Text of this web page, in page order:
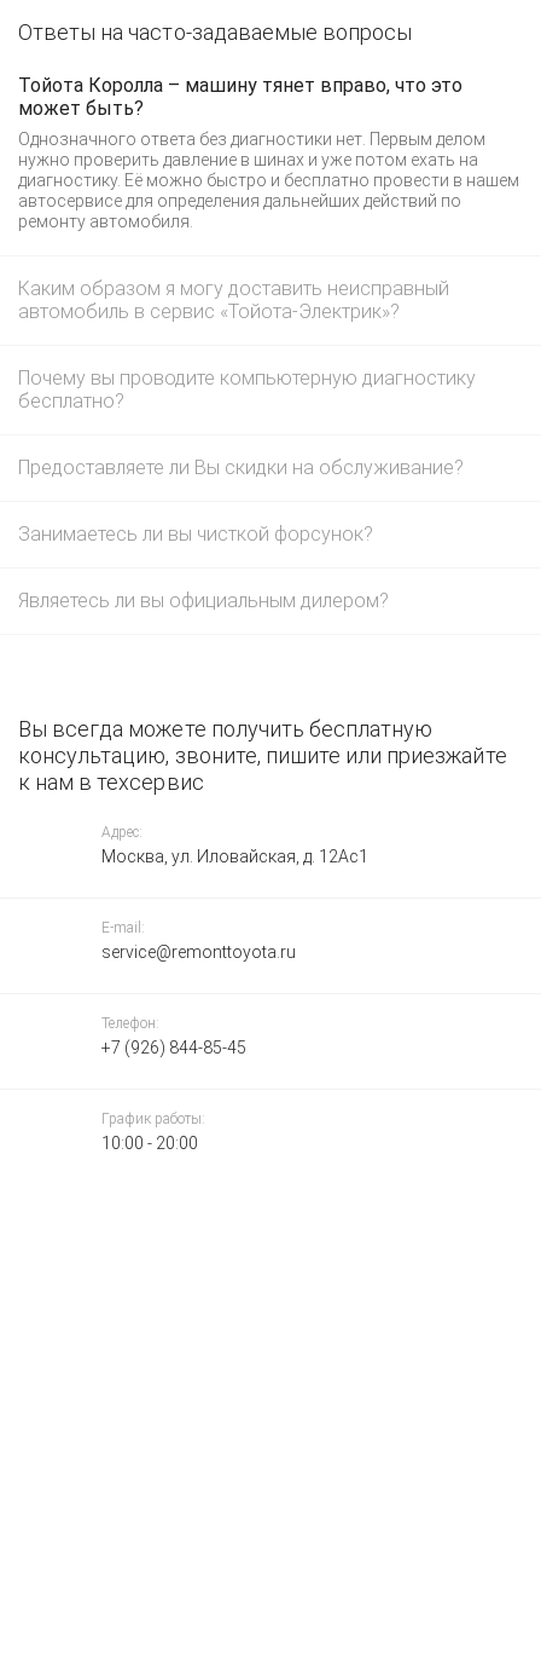
Ответы на часто-задаваемые вопросы
Тойота Королла – машину тянет вправо, что это
может быть?
Однозначного ответа без диагностики нет. Первым делом
нужно проверить давление в шинах и уже потом ехать на
диагностику. Её можно быстро и бесплатно провести в нашем
автосервисе для определения дальнейших действий по
ремонту автомобиля.
Каким образом я могу доставить неисправный
автомобиль в сервис «Тойота-Электрик»?
Почему вы проводите компьютерную диагностику
бесплатно?
Предоставляете ли Вы скидки на обслуживание?
Занимаетесь ли вы чисткой форсунок?
Являетесь ли вы официальным дилером?
Вы всегда можете получить бесплатную
консультацию, звоните, пишите или приезжайте
к нам в техсервис
Адрес:
Москва, ул. Иловайская, д. 12Ас1
E-mail:
service@remonttoyota.ru
Телефон:
+7 (926) 844-85-45
График работы:
10:00 - 20:00